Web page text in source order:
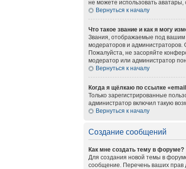
не можете использовать
Вернуться к началу
Что такое звание и как я могу
Звания, отображаемые под
модераторов и
Пожалуйста, не засоряйте
модератор или администратор
Вернуться к началу
Когда я щёлкаю по ссылке
Только зарегистрированные
администратор включил такую
Вернуться к началу
Создание сообщений
Как мне создать тему в форуме?
Для создания новой темы в
сообщение. Перечень ваших прав